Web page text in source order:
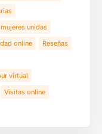
mujeres unidas
online
Reseñas
virtual
Visitas online